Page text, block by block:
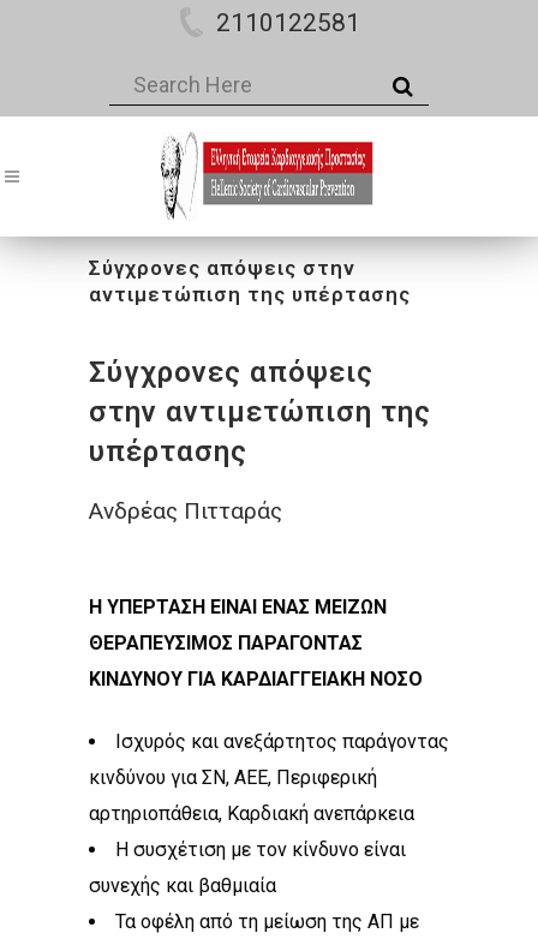
2110122581
Σύγχρονες απόψεις στην
αντιμετώπιση της υπέρτασης
Σύγχρονες απόψεις
στην αντιμετώπιση της
υπέρτασης
Ανδρέας Πιτταράς
Η ΥΠΕΡΤΑΣΗ ΕΙΝΑΙ ΕΝΑΣ ΜΕΙΖΩΝ
ΘΕΡΑΠΕΥΣΙΜΟΣ ΠΑΡΑΓΟΝΤΑΣ
ΚΙΝΔΥΝΟΥ ΓΙΑ ΚΑΡΔΙΑΓΓΕΙΑΚΗ ΝΟΣΟ
Ισχυρός και ανεξάρτητος παράγοντας
κινδύνου για ΣΝ, ΑΕΕ, Περιφερική
αρτηριοπάθεια, Καρδιακή ανεπάρκεια
Η συσχέτιση με τον κίνδυνο είναι
συνεχής και βαθμιαία
Τα οφέλη από τη μείωση της ΑΠ με